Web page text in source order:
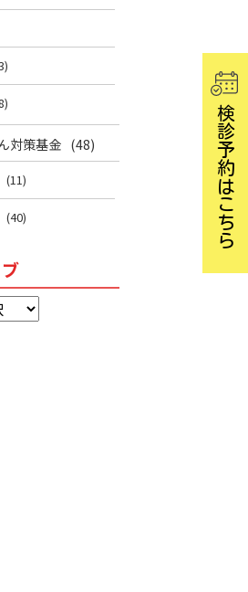
検診予約はこちら
対策基金 (48)
(11)
(40)